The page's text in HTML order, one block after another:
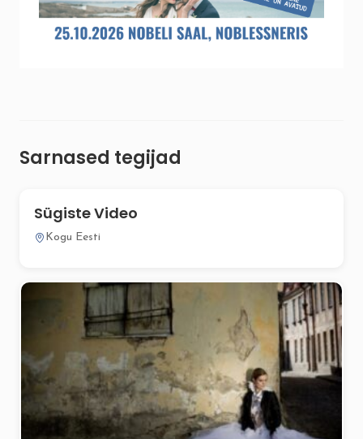
Sarnased tegijad
Sügiste Video
Kogu Eesti